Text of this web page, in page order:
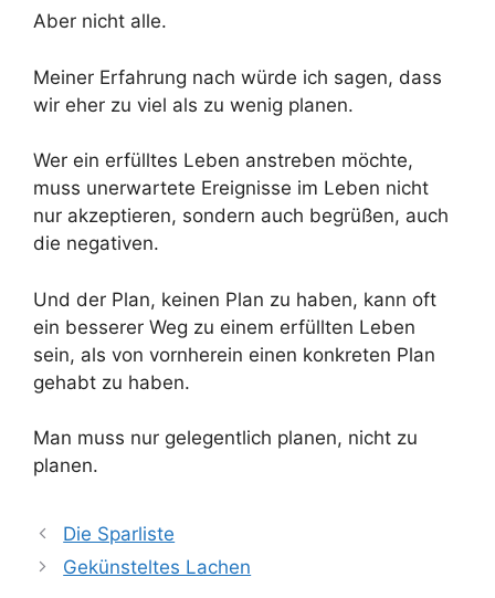
Aber nicht alle.
Meiner Erfahrung nach würde ich sagen, dass
wir eher zu viel als zu wenig planen.
Wer ein erfülltes Leben anstreben möchte,
muss unerwartete Ereignisse im Leben nicht
nur akzeptieren, sondern auch begrüßen, auch
die negativen.
Und der Plan, keinen Plan zu haben, kann oft
ein besserer Weg zu einem erfüllten Leben
sein, als von vornherein einen konkreten Plan
gehabt zu haben.
Man muss nur gelegentlich planen, nicht zu
planen.
Die Sparliste
Gekünsteltes Lachen